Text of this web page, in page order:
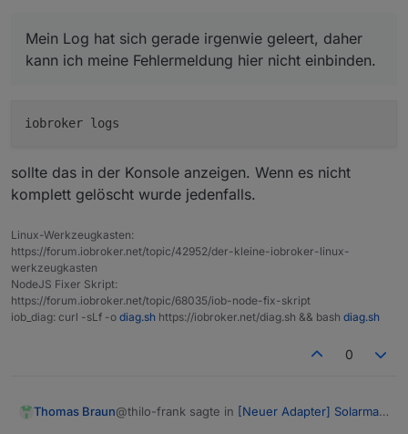
Die ganze Chose läuft bei mir auf einer Synology
Diskstation.
Mein Log hat sich gerade irgenwie geleert, daher
kann ich meine Fehlermeldung hier nicht einbinden.
:-(
Mein Log hat sich gerade irgenwie geleert, daher
kann ich meine Fehlermeldung hier nicht einbinden.
sollte das in der Konsole anzeigen. Wenn es nicht
komplett gelöscht wurde jedenfalls.
Linux-Werkzeugkasten:
https://forum.iobroker.net/topic/42952/der-kleine-iobroker-linux-
werkzeugkasten
NodeJS Fixer Skript:
https://forum.iobroker.net/topic/68035/iob-node-fix-skript
iob_diag: curl -sLf -o diag.sh https://iobroker.net/diag.sh && bash diag.sh
0
Thomas Braun@thilo-frank sagte in [Neuer Adapter] Solarman